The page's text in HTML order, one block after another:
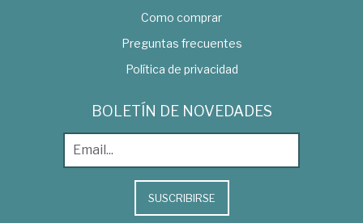
Como comprar
Preguntas frecuentes
Política de privacidad
BOLETÍN DE NOVEDADES
SUSCRIBIRSE